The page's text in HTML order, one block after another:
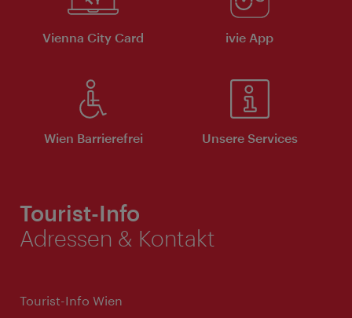
Vienna City Card ivie App
Wien Barrierefrei Unsere Services
Tourist-Info
Adressen & Kontakt
Tourist-Info Wien